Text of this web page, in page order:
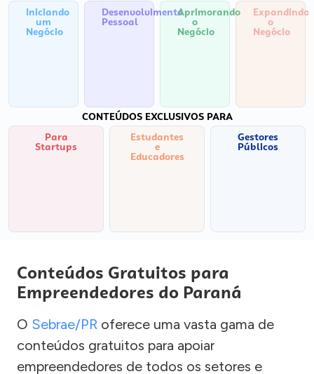
Iniciando
um
Negócio
Desenvolvimento
Pessoal
Aprimorando
o
Negócio
Expandindo
o
Negócio
CONTEÚDOS EXCLUSIVOS PARA
Para
Startups
Estudantes
e
Educadores
Gestores
Públicos
Conteúdos Gratuitos para
Empreendedores do Paraná
O Sebrae/PR oferece uma vasta gama de
conteúdos gratuitos para apoiar
empreendedores de todos os setores e